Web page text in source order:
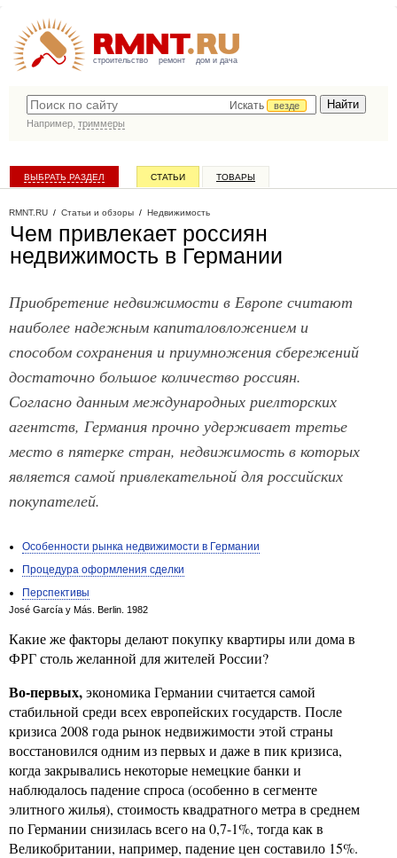
строительство ремонт дом и дача
Искать
везде
Например, триммеры
ВЫБРАТЬ РАЗДЕЛ СТАТЬИ ТОВАРЫ
RMNT.RU / Статьи и обзоры / Недвижимость
Чем привлекает россиян
недвижимость в Германии
Приобретение недвижимости в Европе считают
наиболее надежным капиталовложением и
способом сохранения и приумножения сбережений
достаточно большое количество россиян.
Согласно данным международных риелторских
агентств, Германия прочно удерживает третье
место в пятерке стран, недвижимость в которых
является самой привлекательной для российских
покупателей.
Особенности рынка недвижимости в Германии
Процедура оформления сделки
Перспективы
José García y Más. Berlin. 1982
Какие же факторы делают покупку квартиры или дома в
ФРГ столь желанной для жителей России?
Во-первых,экономика Германии считается самой
стабильной среди всех европейских государств. После
кризиса 2008 года рынок недвижимости этой страны
восстановился одним из первых и даже в пик кризиса,
когда закрывались некоторые немецкие банки и
наблюдалось падение спроса (особенно в сегменте
элитного жилья), стоимость квадратного метра в среднем
по Германии снизилась всего на 0,7-1%, тогда как в
Великобритании, например, падение цен составило 15%.